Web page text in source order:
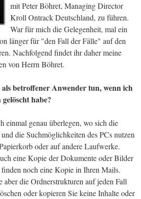
mit Peter Böhret, Managing Director
Kroll Ontrack Deutschland, zu führen.
War für mich die Gelegenheit, mal ein
länger für "den Fall der Fälle" auf den
Nachfolgend findet ihr daher meine
von Herrn Böhret.
betroffener Anwender tun, wenn ich
habe?
einmal genau überlegen, wo sich die
die Suchmöglichkeiten des PCs nutzen
oder auf andere Laufwerke.
eine Kopie der Dokumente oder Bilder
noch eine Kopie in Ihren Mails.
aber die Ordnerstrukturen auf jeden Fall
oder kopieren Sie keine Inhalte oder